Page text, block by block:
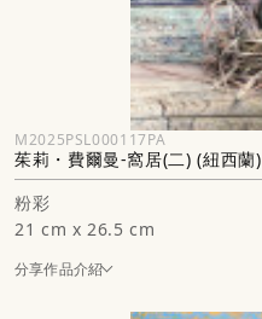
M2025PSL000117PA
茱莉・費爾曼-窩居(二) (紐西蘭)
粉彩
21 cm x 26.5 cm
分享作品介紹